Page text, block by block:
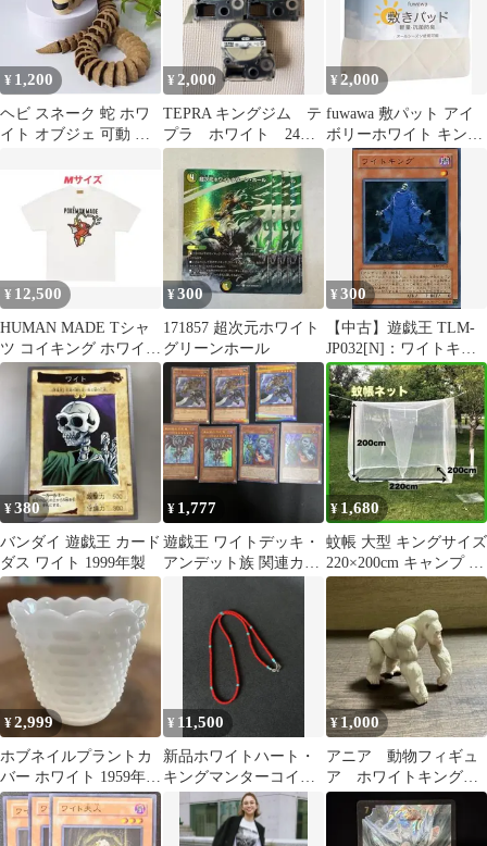
¥ 1,200
ヘビ スネーク 蛇 ホワ
イト オブジェ 可動 フ
¥ 2,000
TEPRA キングジム テ
プラ ホワイト 24mm
3個セット
¥2,000
fuwawa 敷パット アイ
ボリーホワイト キング
サイズ
¥ 12,500
HUMAN MADE Tシャ
ツ コイキング ホワイト
Mサイズ ポケモン 新
¥300
171857 超次元ホワイト
グリーンホール
¥300
【中古】遊戯王 TLM-
JP032[N]：ワイトキン
グ
¥380
バンダイ 遊戯王 カード
ダス ワイト 1999年製
¥ 1,777
遊戯王 ワイトデッキ・
アンデット族 関連カー
¥1,680
蚊帳 大型 キングサイズ
220×200cm キャンプ 屋
内 ホワイト 虫よけ
¥2,999
ホブネイルプラントカ
バー ホワイト 1959年～
1979年製Fire-King
¥ 11,500
新品ホワイトハート・
キングマンターコイズ
インディアンネックレ
¥1,000
アニア 動物フィギュ
ア ホワイトキングゴ
リラ アニマル